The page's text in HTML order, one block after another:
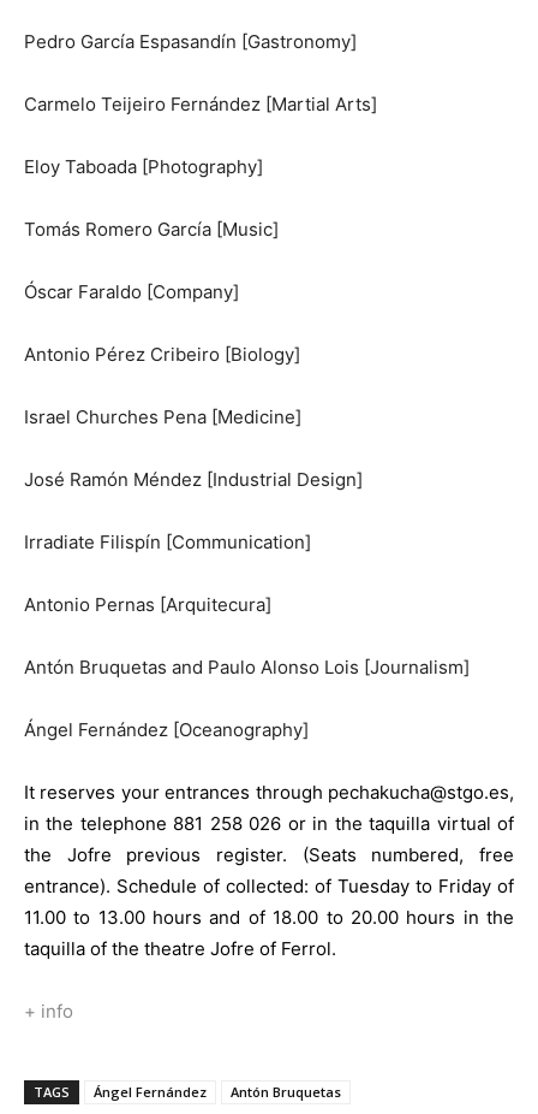
Pedro García Espasandín [Gastronomy]
Carmelo Teijeiro Fernández [Martial Arts]
Eloy Taboada [Photography]
Tomás Romero García [Music]
Óscar Faraldo [Company]
Antonio Pérez Cribeiro [Biology]
Israel Churches Pena [Medicine]
José Ramón Méndez [Industrial Design]
Irradiate Filispín [Communication]
Antonio Pernas [Arquitecura]
Antón Bruquetas and Paulo Alonso Lois [Journalism]
Ángel Fernández [Oceanography]
It reserves your entrances through pechakucha@stgo.es,
in the telephone 881 258 026 or in the taquilla virtual of
the Jofre previous register. (Seats numbered, free
entrance). Schedule of collected: of Tuesday to Friday of
11.00 to 13.00 hours and of 18.00 to 20.00 hours in the
taquilla of the theatre Jofre of Ferrol.
+ info
TAGS Ángel Fernández
Antón Bruquetas